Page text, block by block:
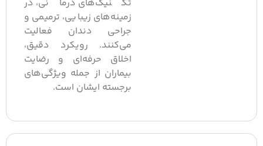
تکنیک‌های درمانی، در
زمینه‌های زیبایی، ترمیمی و
جراحی دندان فعالیت
می‌کنند. رویکرد دقیق،
اخلاق حرفه‌ای و رضایت
بیماران از جمله ویژگی‌های
برجسته ایشان است.